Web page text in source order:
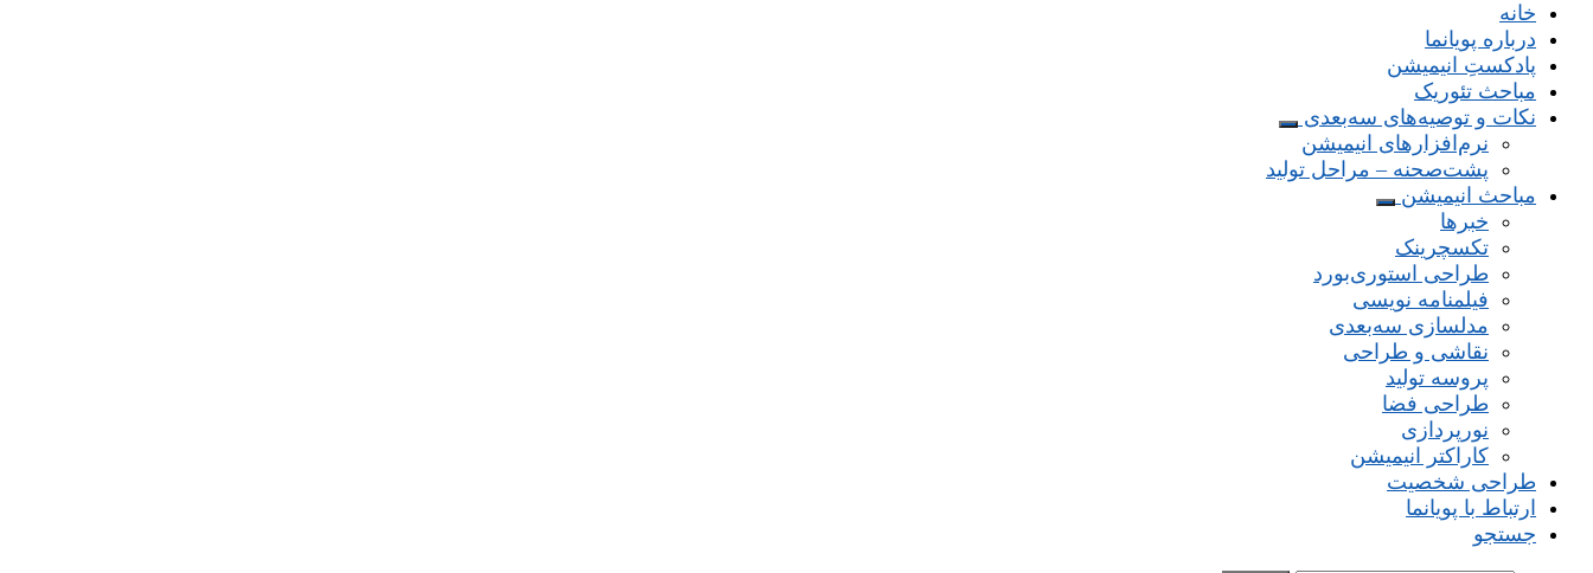
خانه
درباره پویانما
پادکستِ انیمیشن
مباحث تئوریک
نکات و توصیه‌های‌ سه‌بعدی
نرم‌افزارهای انیمیشن
پشت‌صحنه – مراحل تولید
مباحث انیمیشن
خبرها
تکسچرینک
طراحی استوری‌بورد
فیلمنامه نویسی
مدلسازی سه‌بعدی
نقاشی و طراحی
پروسه تولید
طراحی فضا
نورپردازی
کاراکتر انیمیشن
طراحی شخصیت
ارتباط با پویانما
جستجو